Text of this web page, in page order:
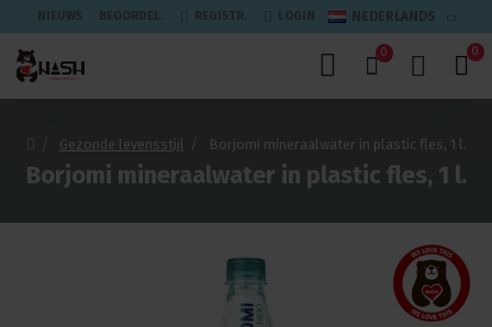
NIEUWS BEOORDEL. REGISTR. LOGIN NEDERLANDS
0 0
Gezonde levensstijl Borjomi mineraalwater in plastic fles, 1 l.
Borjomi mineraalwater in plastic fles, 1 l.